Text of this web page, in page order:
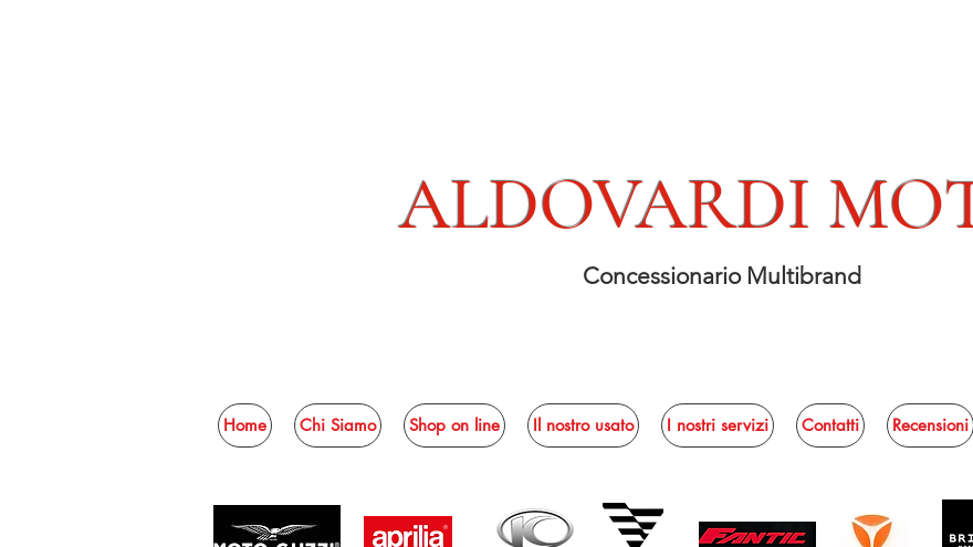
ALDOVARDI
Concessionario Multibrand
Home Chi Siamo Shop on line Il nostro usato I nostri servizi Contatti Recensioni